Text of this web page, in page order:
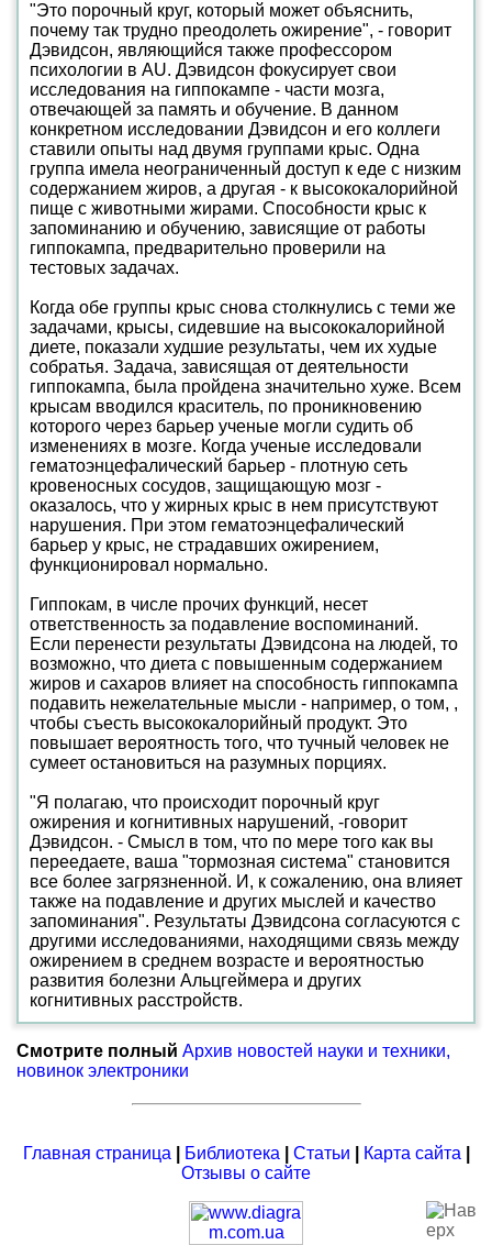
"Это порочный круг, который может объяснить,
почему так трудно преодолеть ожирение", - говорит
Дэвидсон, являющийся также профессором
психологии в AU. Дэвидсон фокусирует свои
исследования на гиппокампе - части мозга,
отвечающей за память и обучение. В данном
конкретном исследовании Дэвидсон и его коллеги
ставили опыты над двумя группами крыс. Одна
группа имела неограниченный доступ к еде с низким
содержанием жиров, а другая - к высококалорийной
пище с животными жирами. Способности крыс к
запоминанию и обучению, зависящие от работы
гиппокампа, предварительно проверили на
тестовых задачах.
Когда обе группы крыс снова столкнулись с теми же
задачами, крысы, сидевшие на высококалорийной
диете, показали худшие результаты, чем их худые
собратья. Задача, зависящая от деятельности
гиппокампа, была пройдена значительно хуже. Всем
крысам вводился краситель, по проникновению
которого через барьер ученые могли судить об
изменениях в мозге. Когда ученые исследовали
гематоэнцефалический барьер - плотную сеть
кровеносных сосудов, защищающую мозг -
оказалось, что у жирных крыс в нем присутствуют
нарушения. При этом гематоэнцефалический
барьер у крыс, не страдавших ожирением,
функционировал нормально.
Гиппокам, в числе прочих функций, несет
ответственность за подавление воспоминаний.
Если перенести результаты Дэвидсона на людей, то
возможно, что диета с повышенным содержанием
жиров и сахаров влияет на способность гиппокампа
подавить нежелательные мысли - например, о том, ,
чтобы съесть высококалорийный продукт. Это
повышает вероятность того, что тучный человек не
сумеет остановиться на разумных порциях.
"Я полагаю, что происходит порочный круг
ожирения и когнитивных нарушений, -говорит
Дэвидсон. - Смысл в том, что по мере того как вы
переедаете, ваша "тормозная система" становится
все более загрязненной. И, к сожалению, она влияет
также на подавление и других мыслей и качество
запоминания". Результаты Дэвидсона согласуются с
другими исследованиями, находящими связь между
ожирением в среднем возрасте и вероятностью
развития болезни Альцгеймера и других
когнитивных расстройств.
Смотрите полный Архив новостей науки и техники,
новинок электроники
Главная страница Библиотека Статьи Карта сайта
Отзывы о сайте